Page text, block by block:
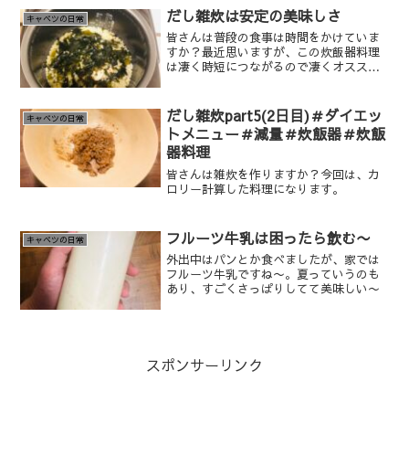
キャベツの日常 だし雑炊は安定の美味しさ
皆さんは普段の食事は時間をかけていま
すか？最近思いますが、この炊飯器料理
は凄く時短につながるので凄くオススメ
キャベツの日常
だし雑炊part5(2日目)＃ダイエッ
トメニュー＃減量＃炊飯器＃炊飯
器料理
皆さんは雑炊を作りますか？今回は、カ
ロリー計算した料理になります。
キャベツの日常 フルーツ牛乳は困ったら飲む〜
外出中はパンとか食べましたが、家では
フルーツ牛乳ですね〜。夏っていうのも
あり、すごくさっぱりしてて美味しい〜
スポンサーリンク